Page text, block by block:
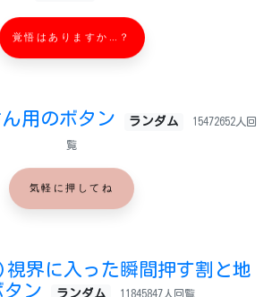
覚悟はありますか…？
用のボタン ランダム 15472652人回
覧
気軽に押してね
界に入った瞬間押す割と地
タン
ランダム 11845847人回覧